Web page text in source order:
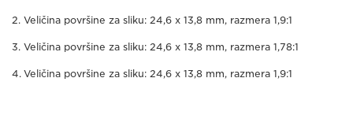
Veličina površine za sliku: 24,6 x 13,8 mm, razmera 1,9:1
Veličina površine za sliku: 24,6 x 13,8 mm, razmera 1,78:1
Veličina površine za sliku: 24,6 x 13,8 mm, razmera 1,9:1